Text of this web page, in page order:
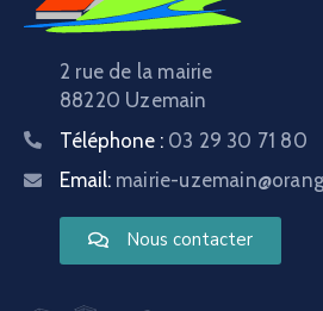
2 rue de la mairie
88220 Uzemain
Téléphone : 03 29 30 71 80
Email: mairie-
Nous contacter